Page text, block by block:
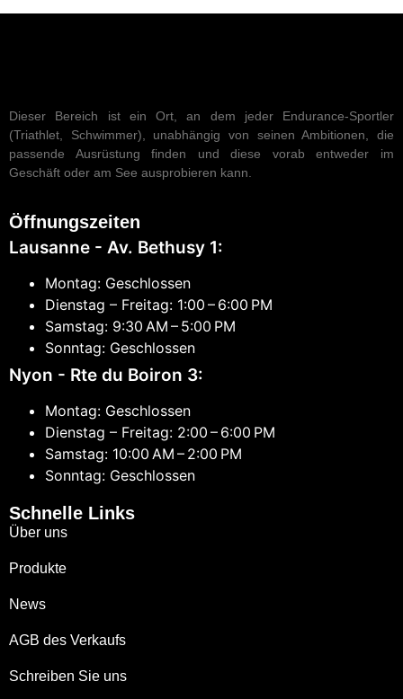
Dieser Bereich ist ein Ort, an dem jeder Endurance-Sportler
(Triathlet, Schwimmer), unabhängig von seinen Ambitionen, die
passende Ausrüstung finden und diese vorab entweder im
Geschäft oder am See ausprobieren kann.
Öffnungszeiten
Lausanne - Av. Bethusy 1:
Montag: Geschlossen
Dienstag – Freitag: 1:00 – 6:00 PM
Samstag: 9:30 AM – 5:00 PM
Sonntag: Geschlossen
Nyon - Rte du Boiron 3:
Montag: Geschlossen
Dienstag – Freitag: 2:00 – 6:00 PM
Samstag: 10:00 AM – 2:00 PM
Sonntag: Geschlossen
Schnelle Links
Über uns
Produkte
News
AGB des Verkaufs
Schreiben Sie uns